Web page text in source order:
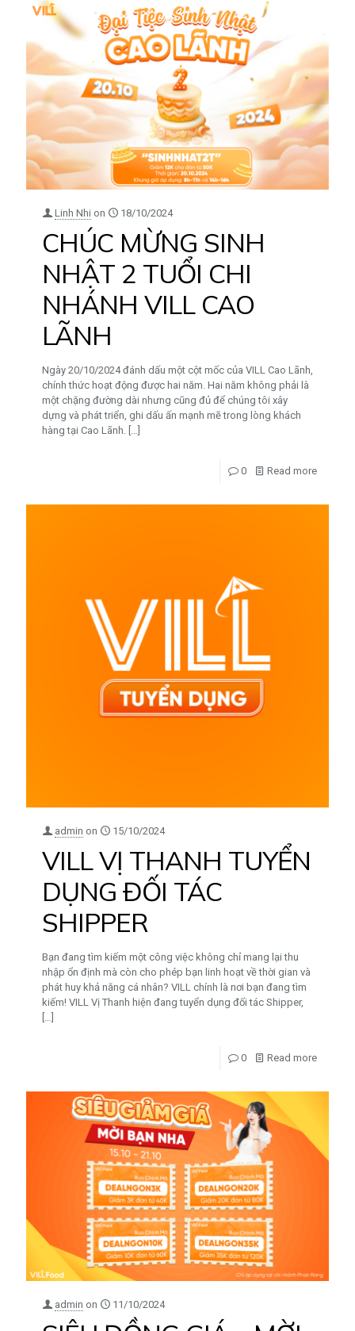
Linh Nhi on 18/10/2024
CHÚC MỪNG SINH
NHẬT 2 TUỔI CHI
NHÁNH VILL CAO
LÃNH
Ngày 20/10/2024 đánh dấu một cột mốc của VILL Cao Lãnh,
chính thức hoạt động được hai năm. Hai năm không phải là
một chặng đường dài nhưng cũng đủ để chúng tôi xây
dựng và phát triển, ghi dấu ấn mạnh mẽ trong lòng khách
hàng tại Cao Lãnh.
0 Read more
admin on 15/10/2024
VILL VỊ THANH TUYỂN
DỤNG ĐỐI TÁC
SHIPPER
Bạn đang tìm kiếm một công việc không chỉ mang lại thu
nhập ổn định mà còn cho phép bạn linh hoạt về thời gian và
phát huy khả năng cá nhân? VILL chính là nơi bạn đang tìm
kiếm! VILL Vị Thanh hiện đang tuyển dụng đối tác Shipper,
[…]
0 Read more
admin on 11/10/2024